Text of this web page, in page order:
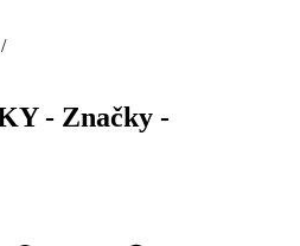
/
- Značky -